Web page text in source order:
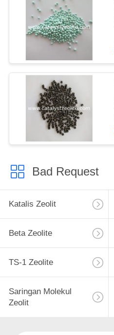
Bad Request
Katalis Zeolit
Beta Zeolite
TS-1 Zeolite
Saringan Molekul
Zeolit